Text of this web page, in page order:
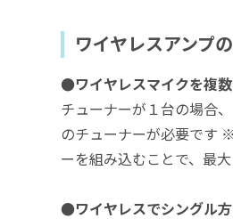
ワイヤレスアンプ
●ワイヤレスマイクを複
チューナーが１台の場合
のチューナーが必要です
ーを組み込むことで、最
●ワイヤレスでシングル